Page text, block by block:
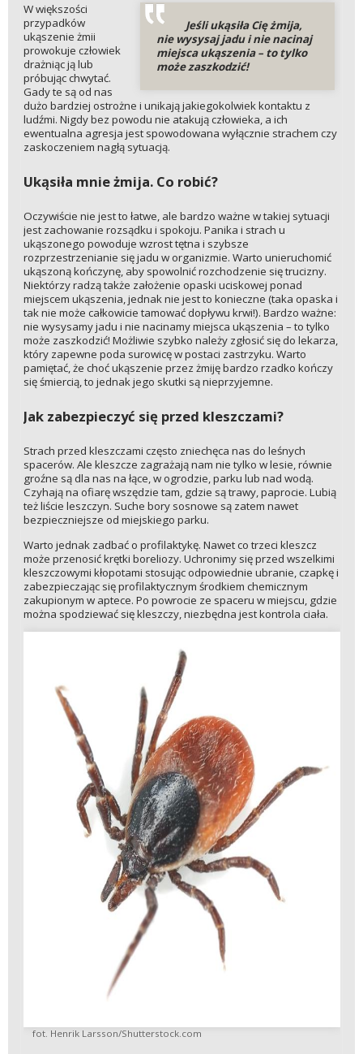
Jeśli ukąsiła Cię żmija,
nie wysysaj jadu i nie nacinaj
miejsca ukąszenia – to tylko
może zaszkodzić!
W większości
przypadków
ukąszenie żmii
prowokuje człowiek
drażniąc ją lub
próbując chwytać.
Gady te są od nas
dużo bardziej ostrożne i unikają jakiegokolwiek kontaktu z
ludźmi. Nigdy bez powodu nie atakują człowieka, a ich
ewentualna agresja jest spowodowana wyłącznie strachem czy
zaskoczeniem nagłą sytuacją.
Ukąsiła mnie żmija. Co robić?
Oczywiście nie jest to łatwe, ale bardzo ważne w takiej sytuacji
jest zachowanie rozsądku i spokoju. Panika i strach u
ukąszonego powoduje wzrost tętna i szybsze
rozprzestrzenianie się jadu w organizmie. Warto unieruchomić
ukąszoną kończynę, aby spowolnić rozchodzenie się trucizny.
Niektórzy radzą także założenie opaski uciskowej ponad
miejscem ukąszenia, jednak nie jest to konieczne (taka opaska i
tak nie może całkowicie tamować dopływu krwi!). Bardzo ważne:
nie wysysamy jadu i nie nacinamy miejsca ukąszenia – to tylko
może zaszkodzić! Możliwie szybko należy zgłosić się do lekarza,
który zapewne poda surowicę w postaci zastrzyku. Warto
pamiętać, że choć ukąszenie przez żmiję bardzo rzadko kończy
się śmiercią, to jednak jego skutki są nieprzyjemne.
Jak zabezpieczyć się przed kleszczami?
Strach przed kleszczami często zniechęca nas do leśnych
spacerów. Ale kleszcze zagrażają nam nie tylko w lesie, równie
groźne są dla nas na łące, w ogrodzie, parku lub nad wodą.
Czyhają na ofiarę wszędzie tam, gdzie są trawy, paprocie. Lubią
też liście leszczyn. Suche bory sosnowe są zatem nawet
bezpieczniejsze od miejskiego parku.
Warto jednak zadbać o profilaktykę. Nawet co trzeci kleszcz
może przenosić krętki boreliozy. Uchronimy się przed wszelkimi
kleszczowymi kłopotami stosując odpowiednie ubranie, czapkę i
zabezpieczając się profilaktycznym środkiem chemicznym
zakupionym w aptece. Po powrocie ze spaceru w miejscu, gdzie
można spodziewać się kleszczy, niezbędna jest kontrola ciała.
fot. Henrik Larsson/Shutterstock.com